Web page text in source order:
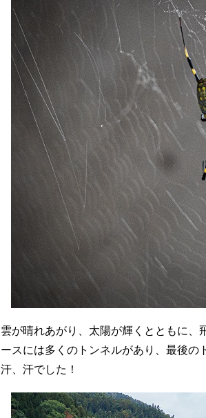
雲が晴れあがり、太陽が輝くとともに、
ースには多くのトンネルがあり、最後の
汗、汗でした！